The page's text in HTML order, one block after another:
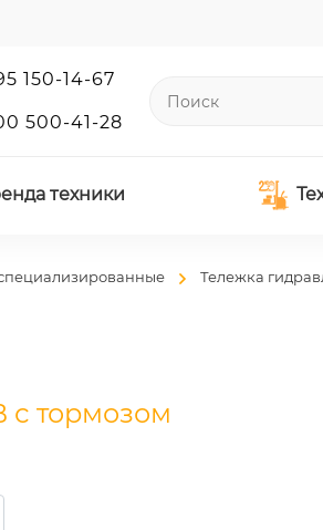
150-14-67
500-41-28
техники
Тележка
с тормозом